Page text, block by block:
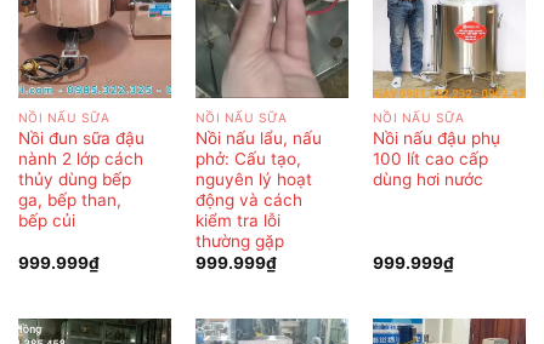
NỒI NẤU SỮA
Nồi đun sữa đậu
nành 2 lớp cách
thủy dùng bếp
ga, bếp than,
bếp củi
999.999₫
NỒI NẤU SỮA
Nồi nấu lẩu, nấu
phở: Cấu tạo,
nguyên lý hoạt
động và cách
kiểm tra lỗi
thường gặp
999.999₫
NỒI NẤU SỮA
Nồi nấu đậu phụ
100 lít cao cấp
dùng hơi nước
999.999₫